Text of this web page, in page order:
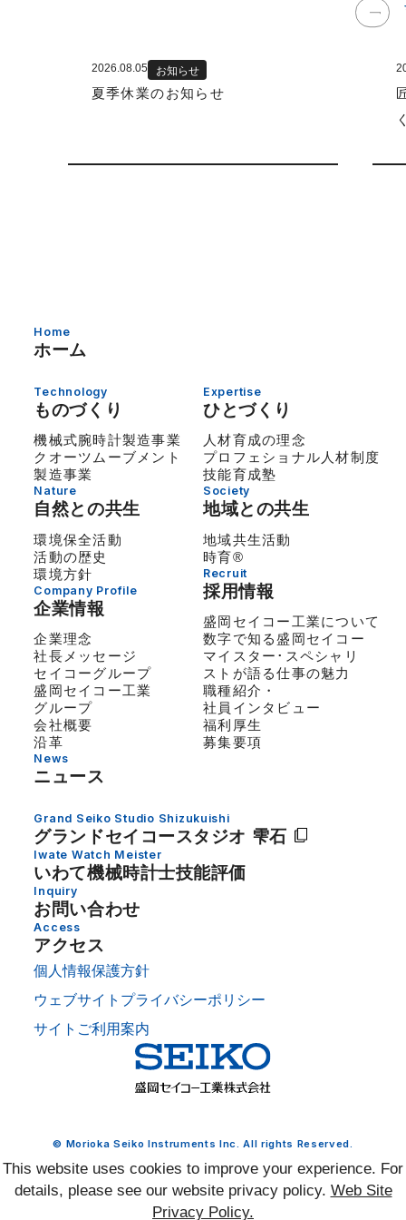
2026.08.05 お知らせ
夏季休業のお知らせ
Home
ホーム
Technology
ものづくり
機械式腕時計製造事業
クオーツムーブメント
製造事業
Nature
自然との共生
環境保全活動
活動の歴史
環境方針
Company Profile
企業情報
企業理念
社長メッセージ
セイコーグループ
盛岡セイコー工業
グループ
会社概要
沿革
News
ニュース
Expertise
ひとづくり
人材育成の理念
プロフェショナル人材制度
技能育成塾
Society
地域との共生
地域共生活動
時育®
Recruit
採用情報
盛岡セイコー工業について
数字で知る盛岡セイコー
マイスター･スペシャリ
ストが語る仕事の魅力
職種紹介・
社員インタビュー
福利厚生
募集要項
Grand Seiko Studio Shizukuishi
グランドセイコースタジオ 雫石
Iwate Watch Meister
いわて機械時計士技能評価
Inquiry
お問い合わせ
Access
アクセス
個人情報保護方針
ウェブサイトプライバシーポリシー
サイトご利用案内
© Morioka Seiko Instruments Inc. All rights Reserved.
This website uses cookies to improve your experience. For
details, please see our website privacy policy. Web Site
Privacy Policy.